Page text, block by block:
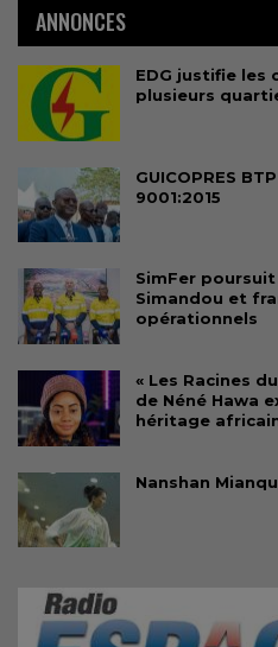
ANNONCES
EDG justifie les
plusieurs
GUICOPRES
9001:2015
SimFer
Simandou et
opérationnels
« Les Racines
de Néné Hawa
héritage
Nanshan